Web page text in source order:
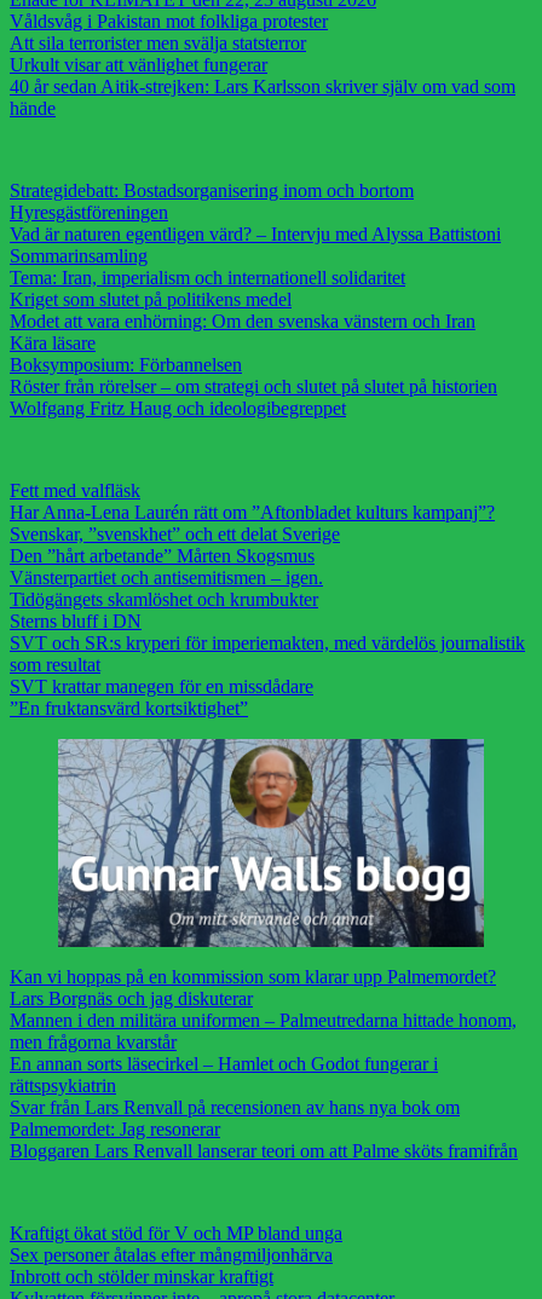
Våldsvåg i Pakistan mot folkliga protester
Att sila terrorister men svälja statsterror
Urkult visar att vänlighet fungerar
40 år sedan Aitik-strejken: Lars Karlsson skriver själv om vad som
hände
Strategidebatt: Bostadsorganisering inom och bortom
Hyresgästföreningen
Vad är naturen egentligen värd? – Intervju med Alyssa Battistoni
Sommarinsamling
Tema: Iran, imperialism och internationell solidaritet
Kriget som slutet på politikens medel
Modet att vara enhörning: Om den svenska vänstern och Iran
Kära läsare
Boksymposium: Förbannelsen
Röster från rörelser – om strategi och slutet på slutet på historien
Wolfgang Fritz Haug och ideologibegreppet
Fett med valfläsk
Har Anna-Lena Laurén rätt om ”Aftonbladet kulturs kampanj”?
Svenskar, ”svenskhet” och ett delat Sverige
Den ”hårt arbetande” Mårten Skogsmus
Vänsterpartiet och antisemitismen – igen.
Tidögängets skamlöshet och krumbukter
Sterns bluff i DN
SVT och SR:s kryperi för imperiemakten, med värdelös journalistik
som resultat
SVT krattar manegen för en missdådare
”En fruktansvärd kortsiktighet”
Kan vi hoppas på en kommission som klarar upp Palmemordet?
Lars Borgnäs och jag diskuterar
Mannen i den militära uniformen – Palmeutredarna hittade honom,
men frågorna kvarstår
En annan sorts läsecirkel – Hamlet och Godot fungerar i
rättspsykiatrin
Svar från Lars Renvall på recensionen av hans nya bok om
Palmemordet: Jag resonerar
Bloggaren Lars Renvall lanserar teori om att Palme sköts framifrån
Kraftigt ökat stöd för V och MP bland unga
Sex personer åtalas efter mångmiljonhärva
Inbrott och stölder minskar kraftigt